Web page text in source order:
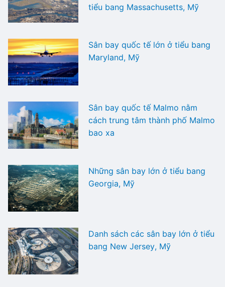
tiểu bang Massachusetts, Mỹ
Sân bay quốc tế lớn ở tiểu bang
Maryland, Mỹ
Sân bay quốc tế Malmo nằm
cách trung tâm thành phố Malmo
bao xa
Những sân bay lớn ở tiểu bang
Georgia, Mỹ
Danh sách các sân bay lớn ở tiểu
bang New Jersey, Mỹ